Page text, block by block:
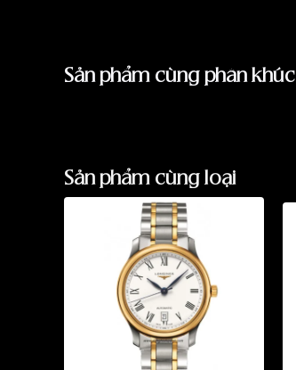
Sản phẩm cùng phân khúc
Sản phẩm cùng loại